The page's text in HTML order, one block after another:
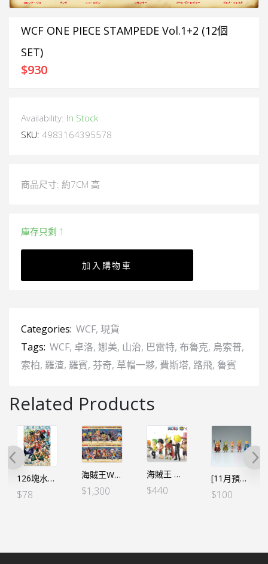
WCF ONE PIECE STAMPEDE Vol.1+2 (12個
SET)
$930
Availability: In Stock
SKU: 4983164395578
商品尺寸: 約7CM 高
庫存只剩 1
加入購物車
Categories: WCF, 現貨
Tags: WCF, 卓洛, 娜美, 山治, 巴雷特, 布魯克, 烏索普,
索柏, 羅渣, 羅賓, 芬奇, 草帽一夥, 費斯塔, 路飛, 魯賓
Related Products
126塊水晶砌圖 AC04 10萬vs. 10
$78
海賊王WCF -大海賊百景- VOL.1+2（草帽一夥12個SET）（亞版）＊網店限定
$1,300
海賊王 WCF -司法島- 特別套裝 (6個SET）
$440
[11月預定]海賊王 WCF -巨人島 艾爾巴夫篇VOL.1 (5個SET) (行) [全數HK$285/訂金$100]
$100